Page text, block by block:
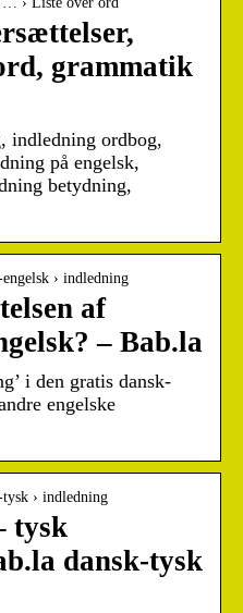
grammatik
indledning ordbog,
på engelsk,
betydning,
› indledning
af
– Bab.la
i den gratis dansk-
engelske
tysk › indledning
tysk
dansk-tysk